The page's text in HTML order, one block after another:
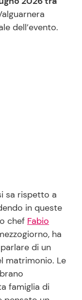
Feste
per Bambini
dell’evento.
sa rispetto a
in queste
chef Fabio
ha
di un
matrimonio. Le
famiglia di